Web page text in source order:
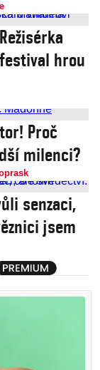
hrou
Proč
milenci?
senzaci,
jsem